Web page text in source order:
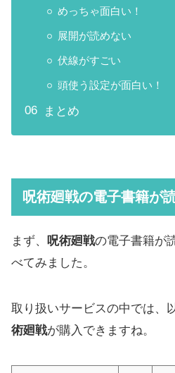
めっちゃ面白い！
展開が読めない
伏線がすごい
頭使う設定が面白い！
まとめ
呪術廻戦の電子書籍が
まず、 呪術廻戦の電子書籍が
べてみました。
取り扱いサービスの中では、
術廻戦が購入できますね。